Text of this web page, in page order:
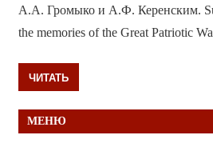
А.А. Громыко и А.Ф. Керенским.
the memories of the Great Patriotic
ЧИТАТЬ
МЕНЮ